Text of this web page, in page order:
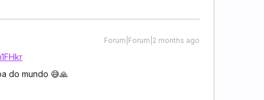
Forum|Forum|2 months ago
do mundo 😅🙏